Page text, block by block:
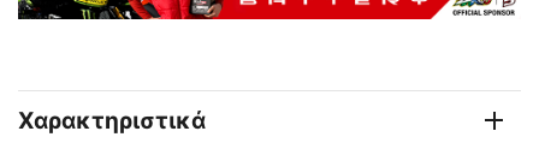
Χαρακτηριστικά